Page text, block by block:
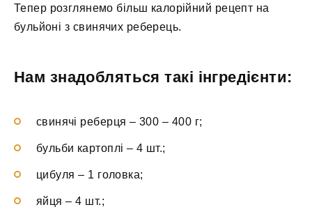
Тепер розглянемо більш калорійний рецепт на
бульйоні з свинячих реберець.
Нам знадобляться такі інгредієнти:
свинячі реберця – 300 – 400 г;
бульби картоплі – 4 шт.;
цибуля – 1 головка;
яйця – 4 шт.;